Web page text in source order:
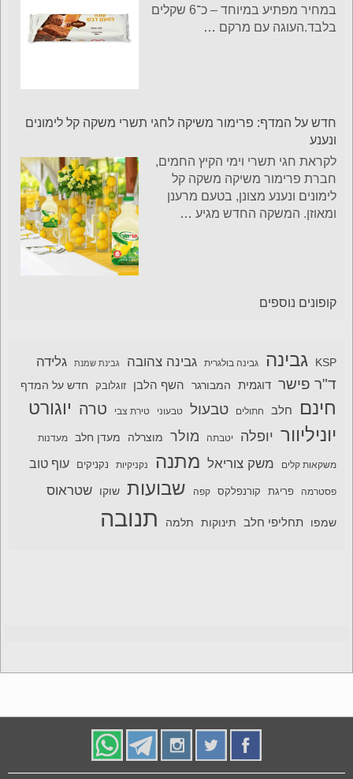
במחיר מפתיע במיוחד – כ־6 שקלים
בלבד.העוגה עם מרקם …
חדש על המדף: פרימור משיקה לחגי תשרי משקה קל לימונים
ונענע
לקראת חגי תשרי וימי הקיץ החמים,
חברת פרימור משיקה משקה קל
לימונים ונענע מצונן, בטעם מרענן
ומאוזן. המשקה החדש מגיע …
קופונים נוספים
KSP גבינה גבינה בולגרית גבינה צהובה גבינת שמנת גלידה
ד"ר פישר דוגמית המבורגר השף הלבן זוגלובק חדש על המדף
חינם חלב חתולים טבעול טבעוני טירת צבי טרה יוגורט
יוניליוור יופלה יטבתה מולר מוצרלה מעדן חלב מעדנות
משקאות קלים משק צוריאל מתנה נקניקיות נקניקים עוף טוב
פסטרמה פריגת קורנפלקס קפה שבועות שוקו שטראוס
שמפו תחליפי חלב תינוקות תלמה תנובה